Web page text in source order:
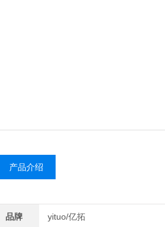
产品介绍
品牌 yituo/亿拓